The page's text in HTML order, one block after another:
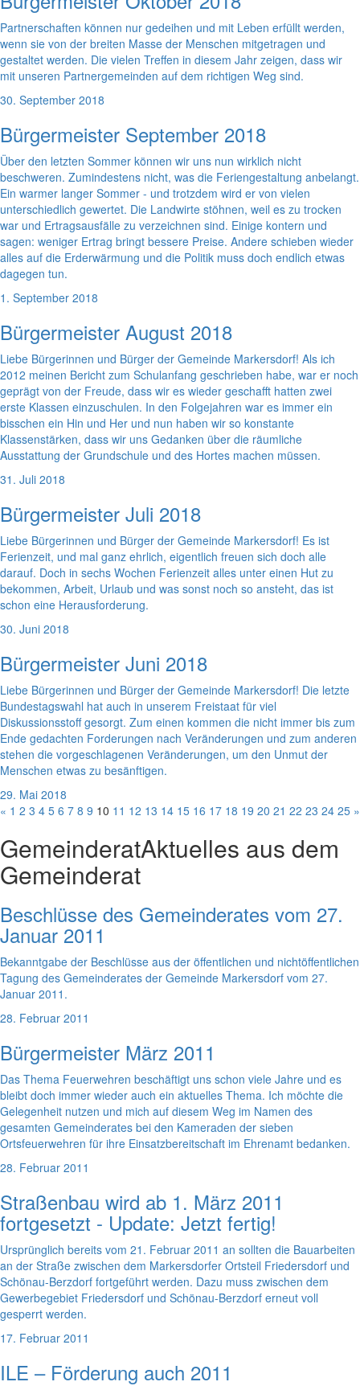
Partnerschaften können nur gedeihen und mit Leben erfüllt werden,
wenn sie von der breiten Masse der Menschen mitgetragen und
gestaltet werden. Die vielen Treffen in diesem Jahr zeigen, dass wir
mit unseren Partnergemeinden auf dem richtigen Weg sind.
30. September 2018
Bürgermeister September 2018
Über den letzten Sommer können wir uns nun wirklich nicht
beschweren. Zumindestens nicht, was die Feriengestaltung anbelangt.
Ein warmer langer Sommer - und trotzdem wird er von vielen
unterschiedlich gewertet. Die Landwirte stöhnen, weil es zu trocken
war und Ertragsausfälle zu verzeichnen sind. Einige kontern und
sagen: weniger Ertrag bringt bessere Preise. Andere schieben wieder
alles auf die Erderwärmung und die Politik muss doch endlich etwas
dagegen tun.
1. September 2018
Bürgermeister August 2018
Liebe Bürgerinnen und Bürger der Gemeinde Markersdorf! Als ich
2012 meinen Bericht zum Schulanfang geschrieben habe, war er noch
geprägt von der Freude, dass wir es wieder geschafft hatten zwei
erste Klassen einzuschulen. In den Folgejahren war es immer ein
bisschen ein Hin und Her und nun haben wir so konstante
Klassenstärken, dass wir uns Gedanken über die räumliche
Ausstattung der Grundschule und des Hortes machen müssen.
31. Juli 2018
Bürgermeister Juli 2018
Liebe Bürgerinnen und Bürger der Gemeinde Markersdorf! Es ist
Ferienzeit, und mal ganz ehrlich, eigentlich freuen sich doch alle
darauf. Doch in sechs Wochen Ferienzeit alles unter einen Hut zu
bekommen, Arbeit, Urlaub und was sonst noch so ansteht, das ist
schon eine Herausforderung.
30. Juni 2018
Bürgermeister Juni 2018
Liebe Bürgerinnen und Bürger der Gemeinde Markersdorf! Die letzte
Bundestagswahl hat auch in unserem Freistaat für viel
Diskussionsstoff gesorgt. Zum einen kommen die nicht immer bis zum
Ende gedachten Forderungen nach Veränderungen und zum anderen
stehen die vorgeschlagenen Veränderungen, um den Unmut der
Menschen etwas zu besänftigen.
29. Mai 2018
« 1 2 3 4 5 6 7 8 9 10 11 12 13 14 15 16 17 18 19 20 21 22 23 24 25 »
GemeinderatAktuelles aus dem
Gemeinderat
Beschlüsse des Gemeinderates vom 27.
Januar 2011
Bekanntgabe der Beschlüsse aus der öffentlichen und nichtöffentlichen
Tagung des Gemeinderates der Gemeinde Markersdorf vom 27.
Januar 2011.
28. Februar 2011
Bürgermeister März 2011
Das Thema Feuerwehren beschäftigt uns schon viele Jahre und es
bleibt doch immer wieder auch ein aktuelles Thema. Ich möchte die
Gelegenheit nutzen und mich auf diesem Weg im Namen des
gesamten Gemeinderates bei den Kameraden der sieben
Ortsfeuerwehren für ihre Einsatzbereitschaft im Ehrenamt bedanken.
28. Februar 2011
Straßenbau wird ab 1. März 2011
fortgesetzt - Update: Jetzt fertig!
Ursprünglich bereits vom 21. Februar 2011 an sollten die Bauarbeiten
an der Straße zwischen dem Markersdorfer Ortsteil Friedersdorf und
Schönau-Berzdorf fortgeführt werden. Dazu muss zwischen dem
Gewerbegebiet Friedersdorf und Schönau-Berzdorf erneut voll
gesperrt werden.
17. Februar 2011
ILE – Förderung auch 2011